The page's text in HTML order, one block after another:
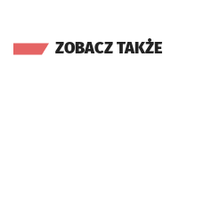
ZOBACZ TAKŻE